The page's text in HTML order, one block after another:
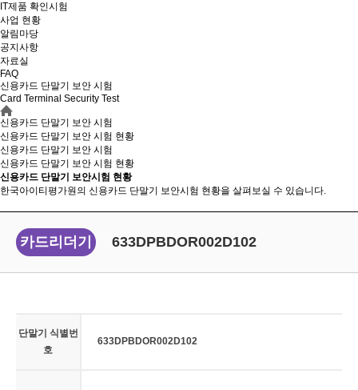
IT제품 확인시험
사업 현황
알림마당
공지사항
자료실
FAQ
신용카드 단말기 보안 시험
Card Terminal Security Test
신용카드 단말기 보안 시험
신용카드 단말기 보안 시험 현황
신용카드 단말기 보안 시험
신용카드 단말기 보안 시험 현황
신용카드 단말기 보안시험 현황
한국아이티평가원의 신용카드 단말기 보안시험 현황을 살펴보실 수 있습니다.
카드리더기 633DPBDOR002D102
단말기 식별번
호
633DPBDOR002D102